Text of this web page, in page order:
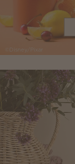
©Disney/Pixar